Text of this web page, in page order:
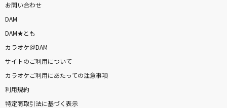
お問い合わせ
DAM
DAM★とも
カラオケ＠DAM
サイトのご利用について
カラオケご利用にあたっての注意事項
利用規約
特定商取引法に基づく表示